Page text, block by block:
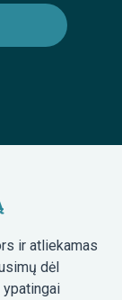
ir atliekamas
dėl